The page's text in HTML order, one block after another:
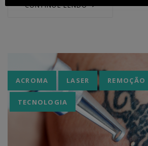
CONTINUE LENDO
Tags
ACROMA LASER REMOÇÃO
TECNOLOGIA